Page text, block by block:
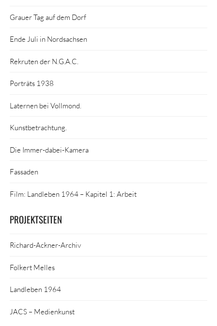
Grauer Tag auf dem Dorf
Ende Juli in Nordsachsen
Rekruten der N.G.A.C.
Porträts 1938
Laternen bei Vollmond.
Kunstbetrachtung.
Die Immer-dabei-Kamera
Fassaden
Film: Landleben 1964 – Kapitel 1: Arbeit
PROJEKTSEITEN
Richard-Ackner-Archiv
Folkert Melles
Landleben 1964
JACS – Medienkunst